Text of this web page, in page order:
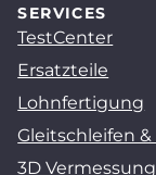
SERVICES
TestCenter
Ersatzteile
Lohnfertigung
Gleitschleifen &
3D Vermessung